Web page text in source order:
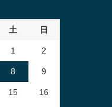
土 日
1 2
8 9
15 16